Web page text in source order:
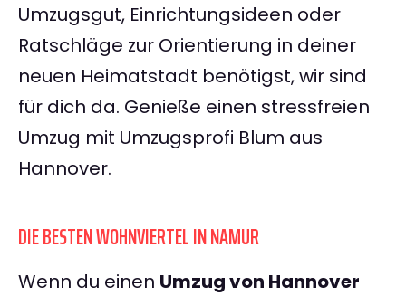
Umzugsgut, Einrichtungsideen oder
Ratschläge zur Orientierung in deiner
neuen Heimatstadt benötigst, wir sind
für dich da. Genieße einen stressfreien
Umzug mit Umzugsprofi Blum aus
Hannover.
DIE BESTEN WOHNVIERTEL IN NAMUR
Wenn du einen Umzug von Hannover